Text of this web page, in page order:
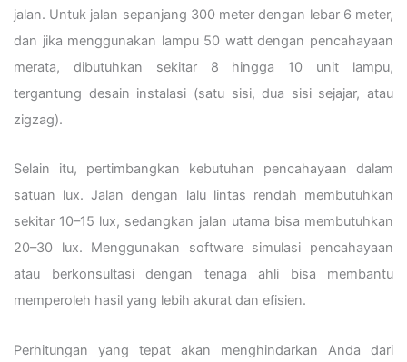
jalan. Untuk jalan sepanjang 300 meter dengan lebar 6 meter,
dan jika menggunakan lampu 50 watt dengan pencahayaan
merata, dibutuhkan sekitar 8 hingga 10 unit lampu,
tergantung desain instalasi (satu sisi, dua sisi sejajar, atau
zigzag).
Selain itu, pertimbangkan kebutuhan pencahayaan dalam
satuan lux. Jalan dengan lalu lintas rendah membutuhkan
sekitar 10–15 lux, sedangkan jalan utama bisa membutuhkan
20–30 lux. Menggunakan software simulasi pencahayaan
atau berkonsultasi dengan tenaga ahli bisa membantu
memperoleh hasil yang lebih akurat dan efisien.
Perhitungan yang tepat akan menghindarkan Anda dari